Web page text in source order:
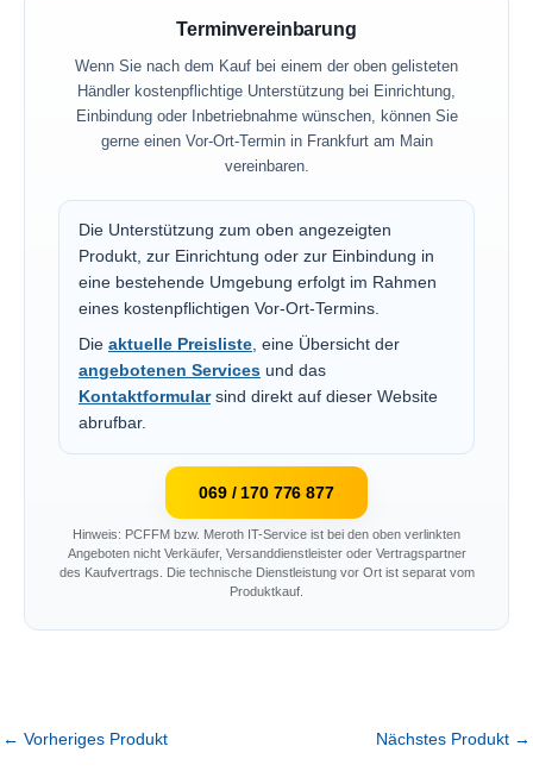
Terminvereinbarung
Wenn Sie nach dem Kauf bei einem der oben gelisteten
Händler kostenpflichtige Unterstützung bei Einrichtung,
Einbindung oder Inbetriebnahme wünschen, können Sie
gerne einen Vor-Ort-Termin in Frankfurt am Main
vereinbaren.
Die Unterstützung zum oben angezeigten
Produkt, zur Einrichtung oder zur Einbindung in
eine bestehende Umgebung erfolgt im Rahmen
eines kostenpflichtigen Vor-Ort-Termins.
Die aktuelle Preisliste, eine Übersicht der
angebotenen Services und das
Kontaktformularsind direkt auf dieser Website
abrufbar.
069 / 170 776 877
Hinweis: PCFFM bzw. Meroth IT-Service ist bei den oben verlinkten
Angeboten nicht Verkäufer, Versanddienstleister oder Vertragspartner
des Kaufvertrags. Die technische Dienstleistung vor Ort ist separat vom
Produktkauf.
← Vorheriges Produkt Nächstes Produkt →